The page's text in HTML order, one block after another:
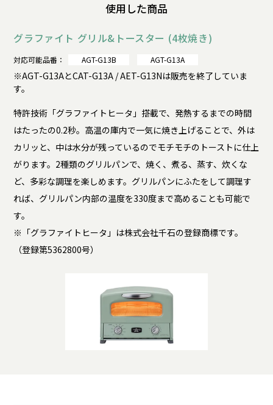
使用した商品
グラファイト グリル&トースター (4枚焼き)
対応可能品番： AGT-G13B AGT-G13A
※AGT-G13AとCAT-G13A / AET-G13Nは販売を終了していま
す。
特許技術「グラファイトヒータ」搭載で、発熱するまでの時間
はたったの0.2秒。高温の庫内で一気に焼き上げることで、外は
カリッと、中は水分が残っているのでモチモチのトーストに仕上
がります。2種類のグリルパンで、焼く、煮る、蒸す、炊くな
ど、多彩な調理を楽しめます。グリルパンにふたをして調理す
れば、グリルパン内部の温度を330度まで高めることも可能で
す。
※「グラファイトヒータ」は株式会社千石の登録商標です。
（登録第5362800号）